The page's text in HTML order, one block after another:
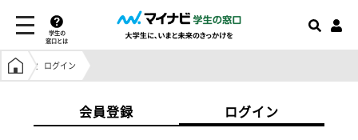
学生の
窓口とは
学生の窓口トップ
ログイン
会員登録 ログイン